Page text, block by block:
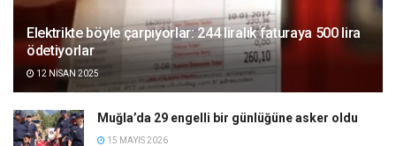
Elektrikte böyle çarpıyorlar: 244 liralık faturaya 500 lira
ödetiyorlar
12 NISAN 2025
Muğla’da 29 engelli bir günlüğüne asker oldu
15 MAYIS 2026